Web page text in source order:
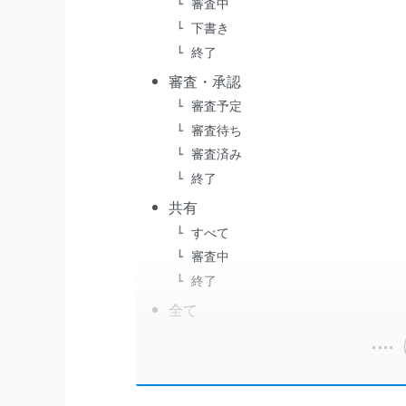
審査中
下書き
終了
審査・承認
審査予定
審査待ち
審査済み
終了
共有
すべて
審査中
終了
全て